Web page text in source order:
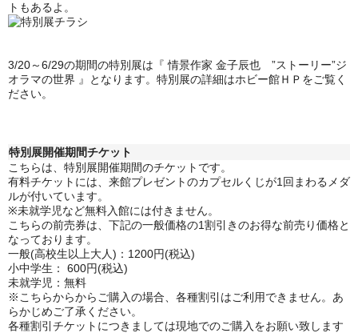
トもあるよ。
3/20～6/29の期間の特別展は『情景作家 金子辰也 ”ストーリー”ジ
オラマの世界 』となります。特別展の詳細はホビー館ＨＰをご覧く
ださい。
特別展開催期間チケット
こちらは、特別展開催期間のチケットです。
有料チケットには、来館プレゼントのカプセルくじが1回まわるメダ
ルが付いています。
※未就学児など無料入館には付きません。
こちらの前売券は、下記の一般価格の1割引きのお得な前売り価格と
なっております。
一般(高校生以上大人)：1200円(税込)
小中学生： 600円(税込)
未就学児：無料
※こちらからからご購入の場合、各種割引はご利用できません。 あ
らかじめご了承ください。
各種割引チケットにつきましては現地でのご購入をお願い致します